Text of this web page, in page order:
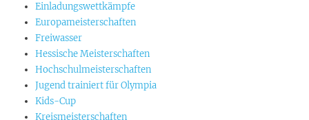
Einladungswettkämpfe
Europameisterschaften
Freiwasser
Hessische Meisterschaften
Hochschulmeisterschaften
Jugend trainiert für Olympia
Kids-Cup
Kreismeisterschaften